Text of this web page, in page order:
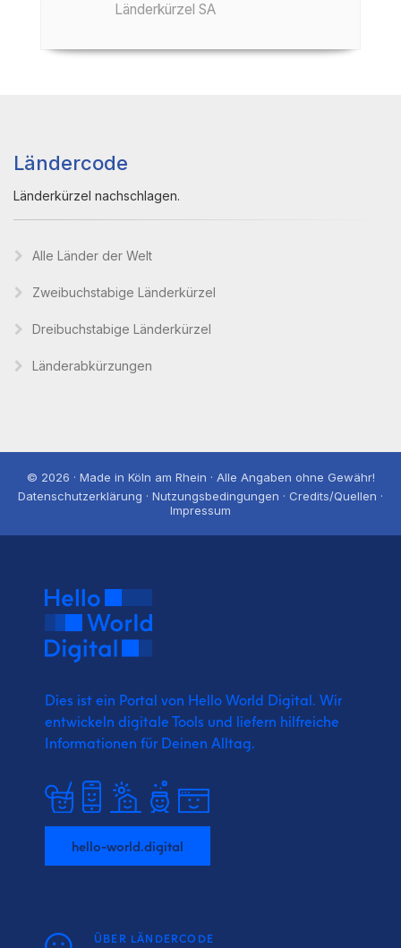
Länderkürzel SA
Ländercode
Länderkürzel nachschlagen.
Alle Länder der Welt
Zweibuchstabige Länderkürzel
Dreibuchstabige Länderkürzel
Länderabkürzungen
© 2026 · Made in Köln am Rhein · Alle Angaben ohne Gewähr!
Datenschutzerklärung · Nutzungsbedingungen · Credits/Quellen ·
Impressum
Dies ist ein Portal von Hello World Digital. Wir
entwickeln digitale Tools und liefern hilfreiche
Informationen für Deinen Alltag.
hello-world.digital
ÜBER LÄNDERCODE